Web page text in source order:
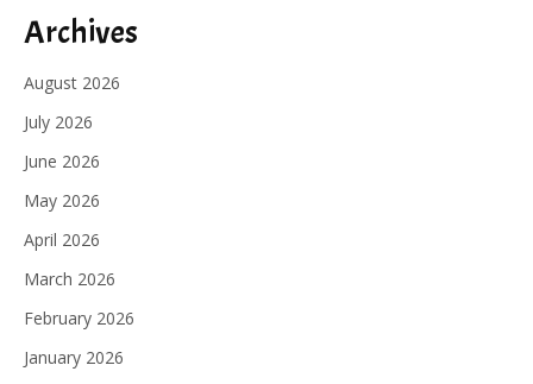
Archives
August 2026
July 2026
June 2026
May 2026
April 2026
March 2026
February 2026
January 2026